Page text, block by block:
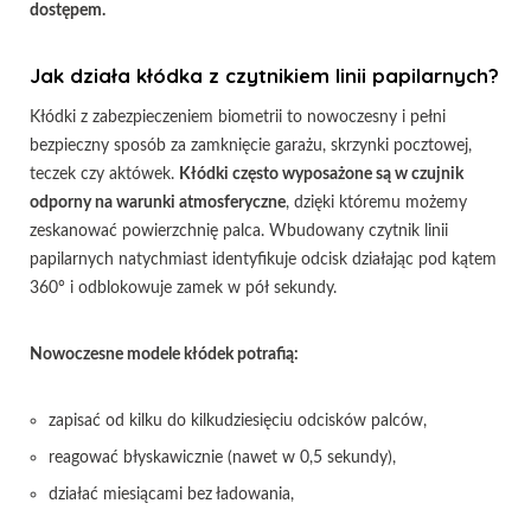
dostępem.
Jak działa kłódka z czytnikiem linii papilarnych?
Kłódki z zabezpieczeniem biometrii to nowoczesny i pełni
bezpieczny sposób za zamknięcie garażu, skrzynki pocztowej,
teczek czy aktówek. Kłódki często wyposażone są w czujnik
odporny na warunki atmosferyczne, dzięki któremu możemy
zeskanować powierzchnię palca. Wbudowany czytnik linii
papilarnych natychmiast identyfikuje odcisk działając pod kątem
360° i odblokowuje zamek w pół sekundy.
Nowoczesne modele kłódek potrafią:
zapisać od kilku do kilkudziesięciu odcisków palców,
reagować błyskawicznie (nawet w 0,5 sekundy),
działać miesiącami bez ładowania,